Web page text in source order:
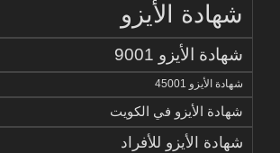
شهادة الأيزو
شهادة الأيزو 9001
شهادة الأيزو 45001
شهادة الأيزو في الكويت
شهادة الأيزو للأفراد